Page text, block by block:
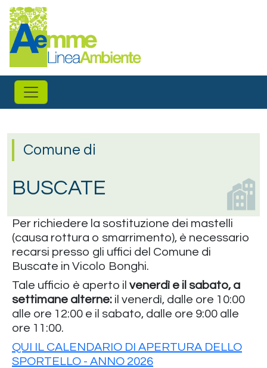
Salta al contenuto principale
Comune di
BUSCATE
Per richiedere la sostituzione dei mastelli
(causa rottura o smarrimento), è necessario
recarsi presso gli uffici del Comune di
Buscate in Vicolo Bonghi.
Tale ufficio è aperto il venerdì e il sabato, a
settimane alterne: il venerdì, dalle ore 10:00
alle ore 12:00 e il sabato, dalle ore 9:00 alle
ore 11:00.
QUI IL CALENDARIO DI APERTURA DELLO
SPORTELLO - ANNO 2026